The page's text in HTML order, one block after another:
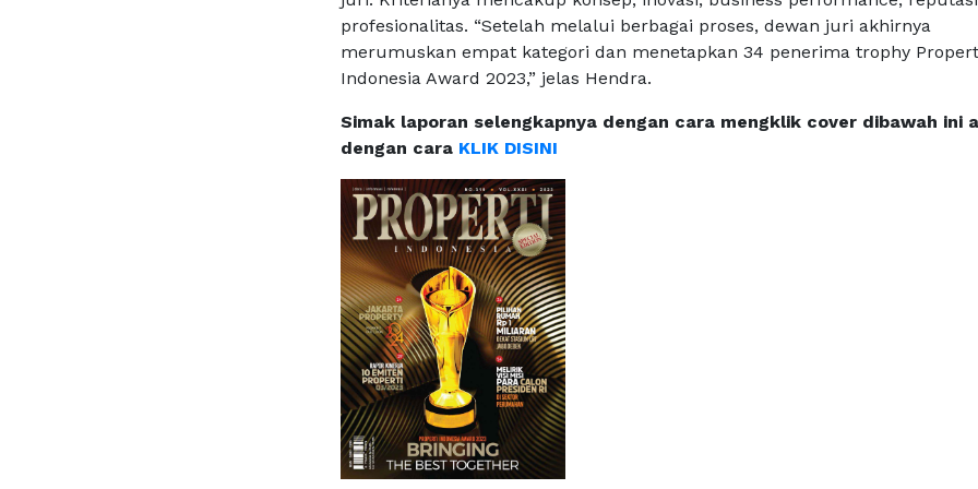
profesionalitas. “Setelah melalui berbagai proses, dewan juri akhirnya
merumuskan empat kategori dan menetapkan 34 penerima trophy
Indonesia Award 2023,” jelas Hendra.
Simak laporan selengkapnya dengan cara mengklik cover dibawah ini
dengan cara KLIK DISINI